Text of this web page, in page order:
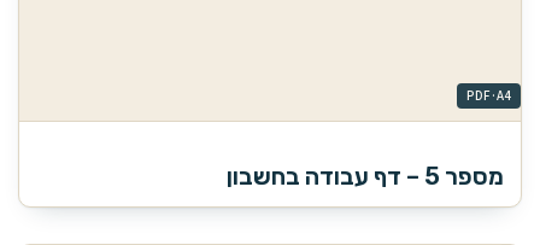
מספר 5 – דף עבודה בחשבון